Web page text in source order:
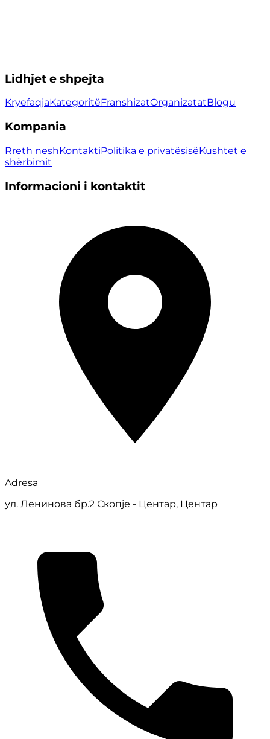
Lidhjet e shpejta
KryefaqjaKategoritëFranshizatOrganizatatBlogu
Kompania
Rreth neshKontaktiPolitika e privatësisëKushtet e
shërbimit
Informacioni i kontaktit
Adresa
ул. Ленинова бр.2 Скопје - Центар, Центар